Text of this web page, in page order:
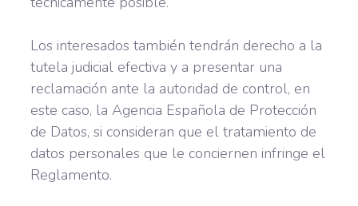
Los interesados también tendrán derecho a la
tutela judicial efectiva y a presentar una
reclamación ante la autoridad de control, en
este caso, la Agencia Española de Protección
de Datos, si consideran que el tratamiento de
datos personales que le conciernen infringe el
Reglamento.